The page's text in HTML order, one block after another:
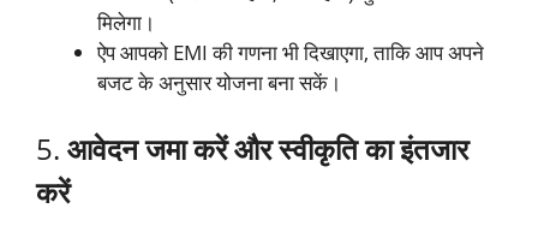
मिलेगा।
ऐप आपको EMI की गणना भी दिखाएगा, ताकि आप अपने
बजट के अनुसार योजना बना सकें।
5. आवेदन जमा करें और स्वीकृति का इंतजार
करें